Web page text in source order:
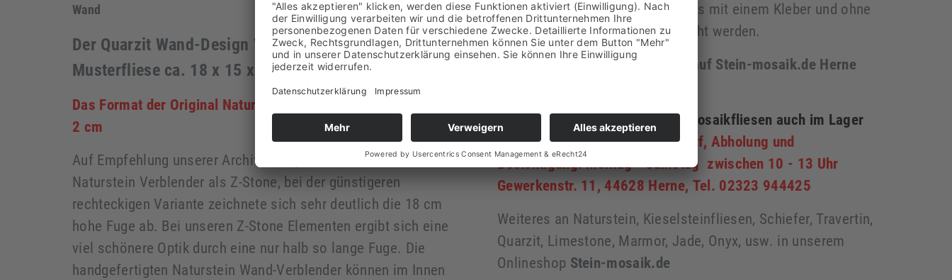
Wand
Der Quarzit Wand-Design Verblender RS-M-W-019 -
Musterfliese ca. 18 x 15 x 1 - 2 cm
Das Format der Original Naturstein Elemente ist 18 x 35 x 1 -
2 cm
Auf Empfehlung unserer Architekten produzieren wir diesen
Naturstein Verblender als Z-Stone, bei der günstigeren
rechteckigen Variante zeichnete sich sehr deutlich die 18 cm
hohe Fuge ab. Bei unseren Z-Stone Elementen ergibt sich eine
viel schönere Optik durch eine nur halb so lange Fuge. Die
handgefertigten Naturstein Wand-Verblender können im Innen
können die Verblender problemlos mit einem Kleber und ohne
Verfugung an die Wand angebracht werden.
- Naturstein Fliesen Lager-Verkauf Stein-mosaik.de Herne
Sie können die Verblender und Mosaikfliesen auch im Lager
Herne kaufen + abholen-Verkauf, Abholung und
Besichtigung: Montag - Samstag zwischen 10 - 13 Uhr
Gewerkenstr. 11, 44628 Herne, Tel. 02323 944425
Weiteres an Naturstein, Kieselsteinfliesen, Schiefer, Travertin,
Quarzit, Limestone, Marmor, Jade, Onyx, usw. in unserem
Onlineshop Stein-mosaik.de